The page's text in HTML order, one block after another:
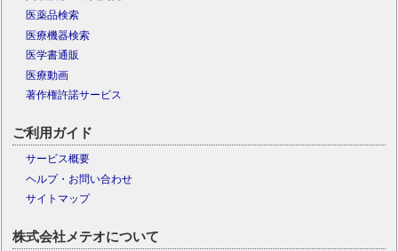
医薬品検索
医療機器検索
医学書通販
医療動画
著作権許諾サービス
ご利用ガイド
サービス概要
ヘルプ・お問い合わせ
サイトマップ
株式会社メテオについて